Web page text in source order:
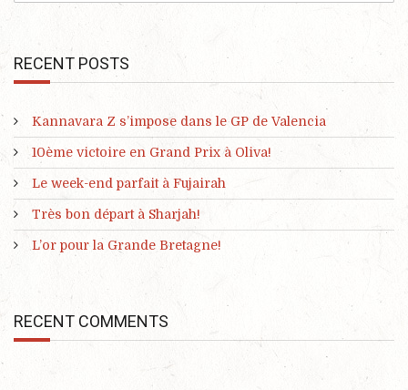
RECENT POSTS
Kannavara Z s’impose dans le GP de Valencia
10ème victoire en Grand Prix à Oliva!
Le week-end parfait à Fujairah
Très bon départ à Sharjah!
L’or pour la Grande Bretagne!
RECENT COMMENTS